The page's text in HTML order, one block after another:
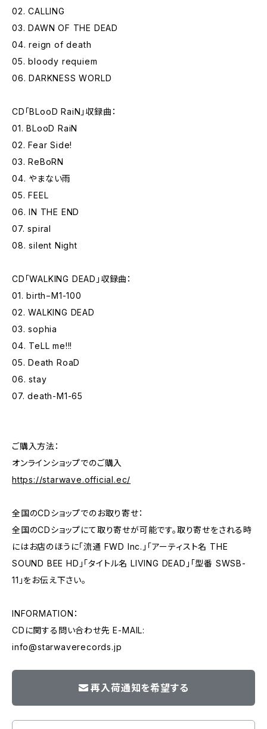
02. CALLING
03. DAWN OF THE DEAD
04. reign of death
05. bloody requiem
06. DARKNESS WORLD
CD「BLooD RaiN」収録曲：
01. BLooD RaiN
02. Fear Side!
03. ReBoRN
04. やまない雨
05. FEEL
06. IN THE END
07. spiral
08. silent Night
CD「WALKING DEAD」収録曲：
01. birth−M1-100
02. WALKING DEAD
03. sophia
04. TeLL me!!!
05. Death RoaD
06. stay
07. death-M1-65
ご購入方法：
オンラインショップでのご購入
https://starwave.official.ec/
全国のCDショップでのお取り寄せ：
全国のCDショップにて取り寄せが可能です。取り寄せをされる時
にはお店のほうに「流通 FWD Inc.」「アーティスト名 THE
SOUND BEE HD」「タイトル名 LIVING DEAD」「型番 SWSB-
11」をお伝え下さい。
INFORMATION：
CDに関する問い合わせ先 E-MAIL:
info@starwaverecords.jp
再入荷通知を希望する